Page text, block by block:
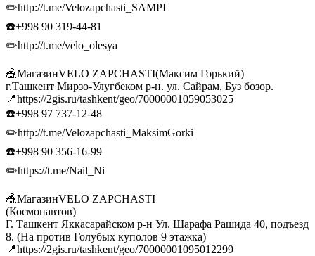
✏️http://t.me/Velozapchasti_SAMPI
☎️+998 90 319-44-81
✏️http://t.me/velo_olesya
🎪МагазинVELO ZAPCHASTI(Максим Горький)
г.Ташкент Мирзо-Улугбеком р-н. ул. Сайрам, Буз бозор.
📍https://2gis.ru/tashkent/geo/70000001059053025
☎️+998 97 737-12-48
✏️http://t.me/Velozapchasti_MaksimGorki
☎️+998 90 356-16-99
✏️https://t.me/Nail_Ni
🎪МагазинVELO ZAPCHASTI
(Космонавтов)
Г. Ташкент Яккасарайском р-н Ул. Шарафа Рашида 40, подъезд
8. (На против Голубых куполов 9 этажка)
📍https://2gis.ru/tashkent/geo/70000001095012299